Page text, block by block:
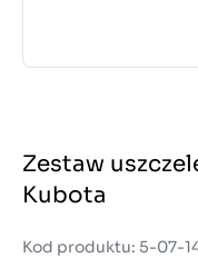
Zestaw
Kubota
Kod produktu: 5-07-